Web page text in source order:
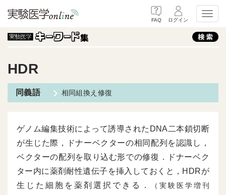
FAQ ログイン
HDR
相同組換え修復
ゲノム編集技術によって誘導されたDNA二本鎖切断
が生じた際，ドナーベクターの相同配列を認識し，
ベクターの配列を取り込む形での修復．ドナーベク
ター内に薬剤耐性遺伝子を挿入しておくと，HDRが
生じた細胞を薬剤選択できる．
（実験医学増刊